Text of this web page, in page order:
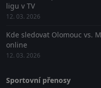
ligu v TV
12. 03. 2026
Kde sledovat Olomouc vs.
online
12. 03. 2026
Sportovní přenosy